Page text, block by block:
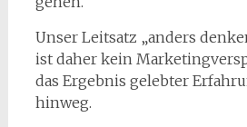
Unser Leitsatz „anders
ist daher kein
das Ergebnis gelebter
hinweg.